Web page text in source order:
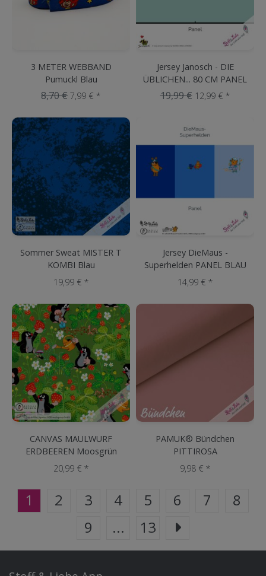
3 METER WEBBAND
Pumuckl Blau
8,70 € 7,99 € *
Jersey Janosch - DIE
ÜBLICHEN... 80 CM PANEL
Mint
19,99 € 12,99 € *
Sommer Sweat MISTER T
KOMBI Blau
19,99 € *
Jersey DieMaus -
Superhelden PANEL BLAU
14,99 € *
CANVAS MAULWURF
ERDBEEREN Moosgrün
20,99 € *
PAMUK® Bündchen
PITTIROSA
9,98 € *
1 2 3 4 5 6 7
8
9
... 13